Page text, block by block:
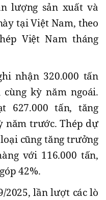
lượng sản xuất và
tại Việt Nam, theo
Việt Nam tháng
nhận 320.000 tấn
kỳ năm ngoái.
627.000 tấn, tăng
năm trước. Thép dự
cũng tăng trưởng
với 116.000 tấn,
42%.
2025, lần lượt các lò